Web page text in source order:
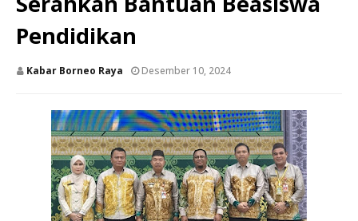
Pendidikan
Kabar Borneo Raya Desember 10, 2024